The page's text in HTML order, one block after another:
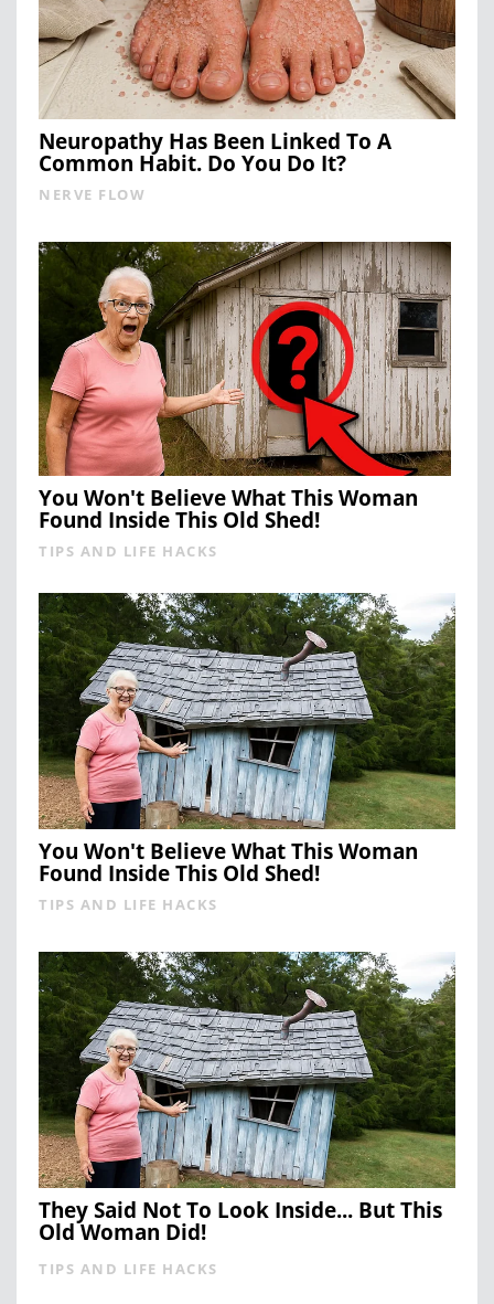
Neuropathy Has Been Linked To A
Common Habit. Do You Do It?
NERVE FLOW
You Won't Believe What This Woman
Found Inside This Old Shed!
TIPS AND LIFE HACKS
You Won't Believe What This Woman
Found Inside This Old Shed!
TIPS AND LIFE HACKS
They Said Not To Look Inside... But This
Old Woman Did!
TIPS AND LIFE HACKS